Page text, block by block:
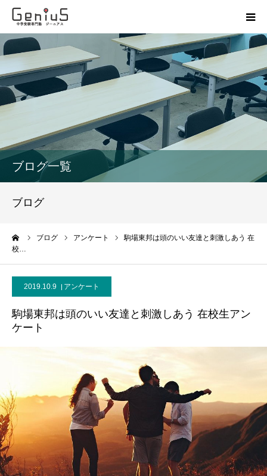
ブログ一覧
ブログ
ブログ アンケート
駒場東邦は頭のいい友達と刺激しあう 在
校…
2019.10.9 アンケート
駒場東邦は頭のいい友達と刺激しあう 在校生アン
ケート
授業
志望校別特訓
模試